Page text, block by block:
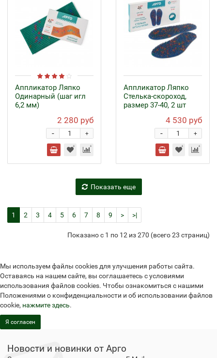
Аппликатор Ляпко
Одинарный (шаг игл
6,2 мм)
2 280 руб
+
-
Аппликатор Ляпко
Стелька-скороход,
размер 37-40, 2 шт
4 530 руб
+
-
Показать еще
1 2 3 4 5 6 7 8 9 > >|
Показано с 1 по 12 из 270 (всего 23 страниц)
Мы используем файлы cookies для улучшения работы сайта.
Оставаясь на нашем сайте, вы соглашаетесь с условиями
использования файлов cookies. Чтобы ознакомиться с нашими
Положениями о конфиденциальности и об использовании файлов
cookie, нажмите здесь.
Я согласен
Новости и новинки от Арго